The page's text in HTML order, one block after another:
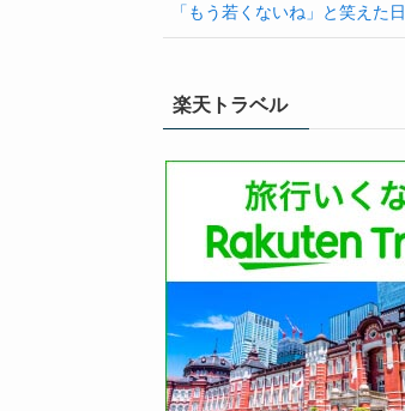
「もう若くないね」と笑えた日
楽天トラベル